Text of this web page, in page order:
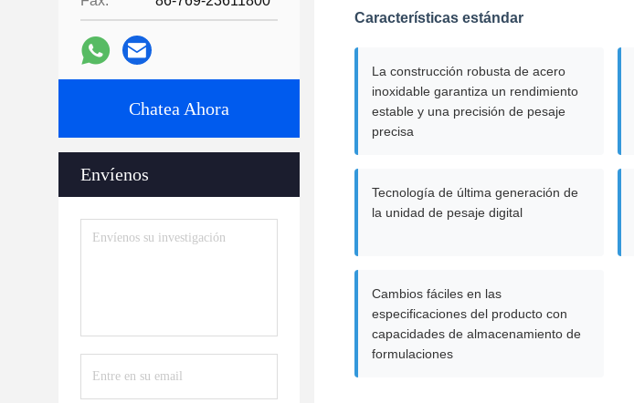
Chatea Ahora
Envíenos
Características estándar
La construcción robusta de acero
inoxidable garantiza un rendimiento
estable y una precisión de pesaje
precisa
Tecnología de última generación de
la unidad de pesaje digital
Cambios fáciles en las
especificaciones del producto con
capacidades de almacenamiento de
formulaciones